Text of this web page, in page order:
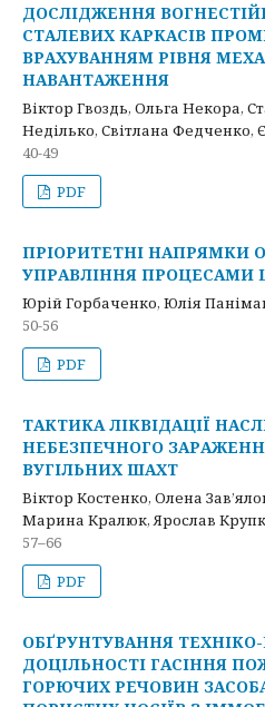
ДОСЛІДЖЕННЯ
СТАЛЕВИХ КАРКАСІВ
ВРАХУВАННЯМ РІВНЯ
НАВАНТАЖЕННЯ
Віктор Гвоздь, Ольга Некора,
Неділько, Світлана Федченко,
40-49
PDF
ПРІОРИТЕТНІ НАПРЯМКИ
УПРАВЛІННЯ ПРОЦЕСАМИ
Юрій Горбаченко, Юлія
50-56
PDF
ТАКТИКА ЛІКВІДАЦІЇ
НЕБЕЗПЕЧНОГО
ВУГІЛЬНИХ ШАХТ
Віктор Костенко, Олена
Марина Кралюк, Ярослав
57–66
PDF
ОБҐРУНТУВАННЯ
ДОЦІЛЬНОСТІ ГАСІННЯ
ГОРЮЧИХ РЕЧОВИН